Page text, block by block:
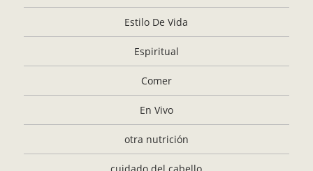
Estilo De Vida
Espiritual
Comer
En Vivo
otra nutrición